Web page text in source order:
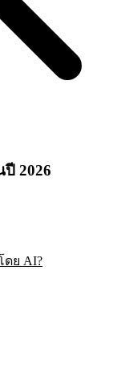
2026
ย AI?